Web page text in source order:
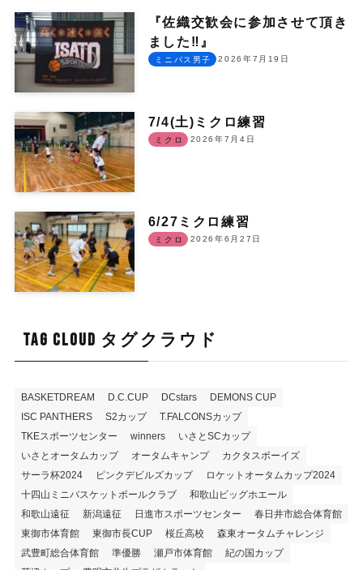
『佐織交歓会に参加させて頂き
ました‼︎』
2026年7月19日
ミニバス男子
7/4(土)ミクロ練習
2026年7月4日
ミクロ
6/27ミクロ練習
2026年6月27日
ミクロ
TAG CLOUD タグクラウド
BASKETDREAM D.C.CUP DCstars
DEMONS CUP
ISC PANTHERS
S2カップ
T.FALCONSカップ
TKEスポーツセンター
winners
いさとSCカップ
いさとオータムカップ
オータムキャンプ
カクタスボーイズ
サーラ杯2024
ピンクデビルズカップ
ロケットオータムカップ2024
十四山ミニバスケットボールクラブ
和歌山ビッグホエール
和歌山遠征
新潟遠征 日進市スポーツセンター
春日井市総合体育館
東御市体育館
東御市長CUP 桜丘高校
森東オータムチャレンジ
武豊町総合体育館
準優勝 瀬戸市体育館
紀の国カップ